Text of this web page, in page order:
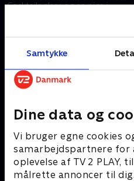
Samtykke
Dine data og
Vi bruger egne cookies
samarbejdspartnere for
oplevelse af TV 2 PLAY,
målrette annoncer til
Cocktailpølser og en pige i
kan begge dele knuse hans
hjerte.
Andre så også